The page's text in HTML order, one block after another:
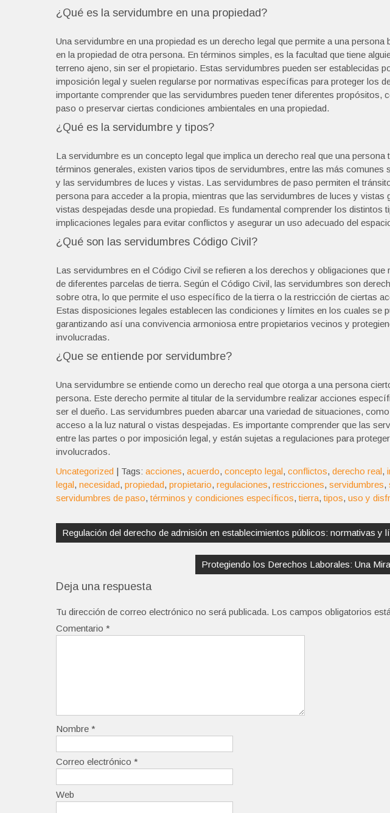
¿Qué es la servidumbre en una propiedad?
Una servidumbre en una propiedad es un derecho legal que permite a una
en la propiedad de otra persona. En términos simples, es la facultad que tiene
terreno ajeno, sin ser el propietario. Estas servidumbres pueden ser establecidas
imposición legal y suelen regularse por normativas específicas para proteger los
importante comprender que las servidumbres pueden tener diferentes propósitos,
paso o preservar ciertas condiciones ambientales en una propiedad.
¿Qué es la servidumbre y tipos?
La servidumbre es un concepto legal que implica un derecho real que una persona
términos generales, existen varios tipos de servidumbres, entre las más comunes
y las servidumbres de luces y vistas. Las servidumbres de paso permiten el
persona para acceder a la propia, mientras que las servidumbres de luces y vistas
vistas despejadas desde una propiedad. Es fundamental comprender los distintos
implicaciones legales para evitar conflictos y asegurar un uso adecuado del
¿Qué son las servidumbres Código Civil?
Las servidumbres en el Código Civil se refieren a los derechos y obligaciones que
de diferentes parcelas de tierra. Según el Código Civil, las servidumbres son
sobre otra, lo que permite el uso específico de la tierra o la restricción de ciertas
Estas disposiciones legales establecen las condiciones y límites en los cuales se
garantizando así una convivencia armoniosa entre propietarios vecinos y
involucradas.
¿Que se entiende por servidumbre?
Una servidumbre se entiende como un derecho real que otorga a una persona
persona. Este derecho permite al titular de la servidumbre realizar acciones
ser el dueño. Las servidumbres pueden abarcar una variedad de situaciones,
acceso a la luz natural o vistas despejadas. Es importante comprender que las
entre las partes o por imposición legal, y están sujetas a regulaciones para
involucrados.
Uncategorized | Tags: acciones, acuerdo, concepto legal, conflictos, derecho real,
legal, necesidad, propiedad, propietario, regulaciones, restricciones, servidumbres,
servidumbres de paso,términos y condiciones específicos,tierra,tipos, uso y
de
entradas
Regulación del derecho de admisión en establecimientos públicos: normativas y
Protegiendo los Derechos Laborales: Una
Deja una respuesta
Tu dirección de correo electrónico no será publicada. Los campos obligatorios
Comentario *
Nombre *
Correo electrónico *
Web